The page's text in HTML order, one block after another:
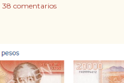
38 comentarios